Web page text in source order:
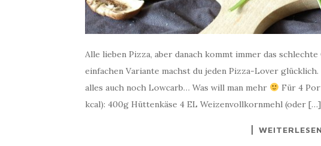
Alle lieben Pizza, aber danach kommt immer das
einfachen Variante machst du jeden Pizza-Lover
alles auch noch Lowcarb… Was will man mehr
Für 4
kcal): 400g Hüttenkäse 4 EL Weizenvollkornmehl (oder […]
WEITERLESEN